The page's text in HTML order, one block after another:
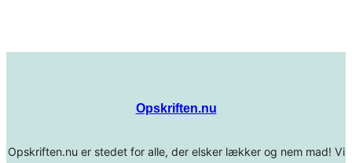
Opskriften.nu
Opskriften.nu er stedet for alle, der elsker lækker og nem mad! Vi